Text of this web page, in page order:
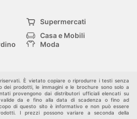
Supermercati
Casa e Mobili
Moda
È vietato copiare o riprodurre i testi senza
prodotti, le immagini e le brochure sono solo a
provengono dai distributori ufficiali elencati su
da e fino alla data di scadenza o fino ad
di questo sito è informativo e non può essere
I prezzi possono variare a seconda della